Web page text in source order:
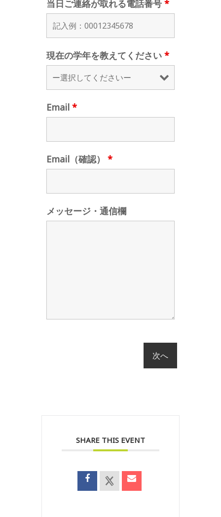
当日ご連絡が取れる電話番号 *
現在の学年を教えてください *
Email *
Email（確認） *
メッセージ・通信欄
SHARE THIS EVENT